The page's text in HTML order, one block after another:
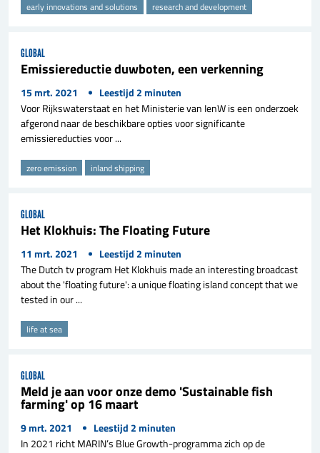
early innovations and solutions research and development
GLOBAL
Emissiereductie duwboten, een verkenning
15 mrt. 2021 Leestijd 2 minuten
Voor Rijkswaterstaat en het Ministerie van IenW is een onderzoek
afgerond naar de beschikbare opties voor significante
emissiereducties voor ...
zero emission inland shipping
GLOBAL
Het Klokhuis: The Floating Future
11 mrt. 2021 Leestijd 2 minuten
The Dutch tv program Het Klokhuis made an interesting broadcast
about the 'floating future': a unique floating island concept that we
tested in our ...
life at sea
GLOBAL
Meld je aan voor onze demo 'Sustainable fish
farming' op 16 maart
9 mrt. 2021 Leestijd 2 minuten
In 2021 richt MARIN’s Blue Growth-programma zich op de